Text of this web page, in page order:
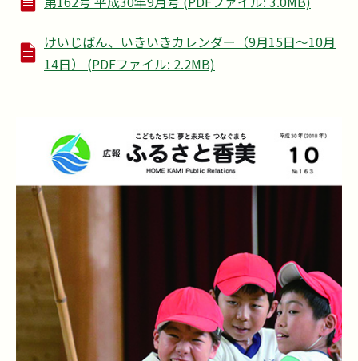
けいじばん、いきいきカレンダー（9月15日～10月
14日） (PDFファイル: 2.2MB)